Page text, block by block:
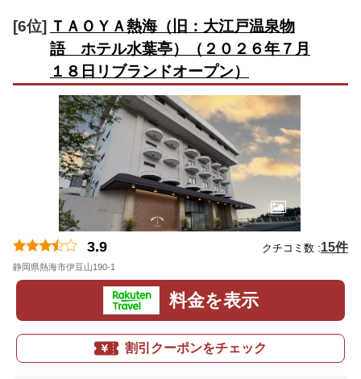
[6位] ＴＡＯＹＡ熱海（旧：大江戸温泉物
語 ホテル水葉亭）（２０２６年７月
１８日リブランドオープン）
3.9 クチコミ数 :15件
静岡県熱海市伊豆山190-1
料金を表示
割引クーポンをチェック